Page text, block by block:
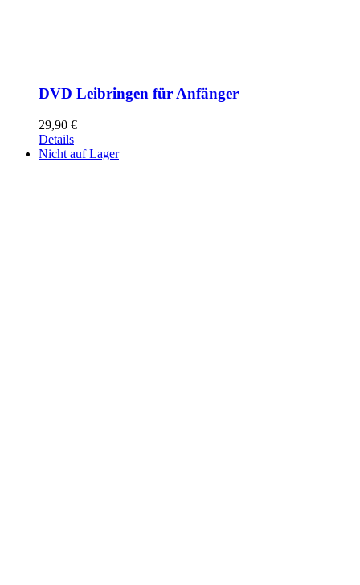
DVD Leibringen für Anfänger
29,90 €
Details
Nicht auf Lager